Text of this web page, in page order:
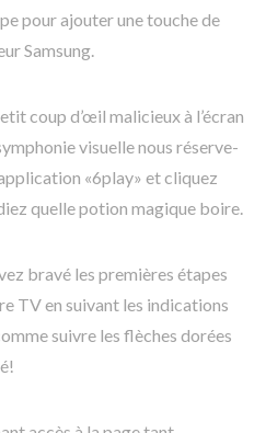
pour ajouter une touche de
Samsung.
coup d’œil malicieux à l’écran
visuelle nous réserve-
«6play» et cliquez
quelle potion magique boire.
bravé les premières étapes
TV en suivant les indications
suivre les flèches dorées